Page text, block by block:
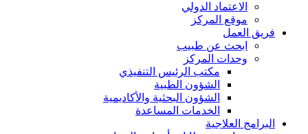
الاعتماد الدولي
موقع المركز
فريق العمل
ابحث عن طبيب
وحدات المركز
مكتب الرئيس التنفيذي
الشؤون الطبية
الشؤون البحثية والأكاديمية
الخدمات المساعدة
البرامج العلاجية